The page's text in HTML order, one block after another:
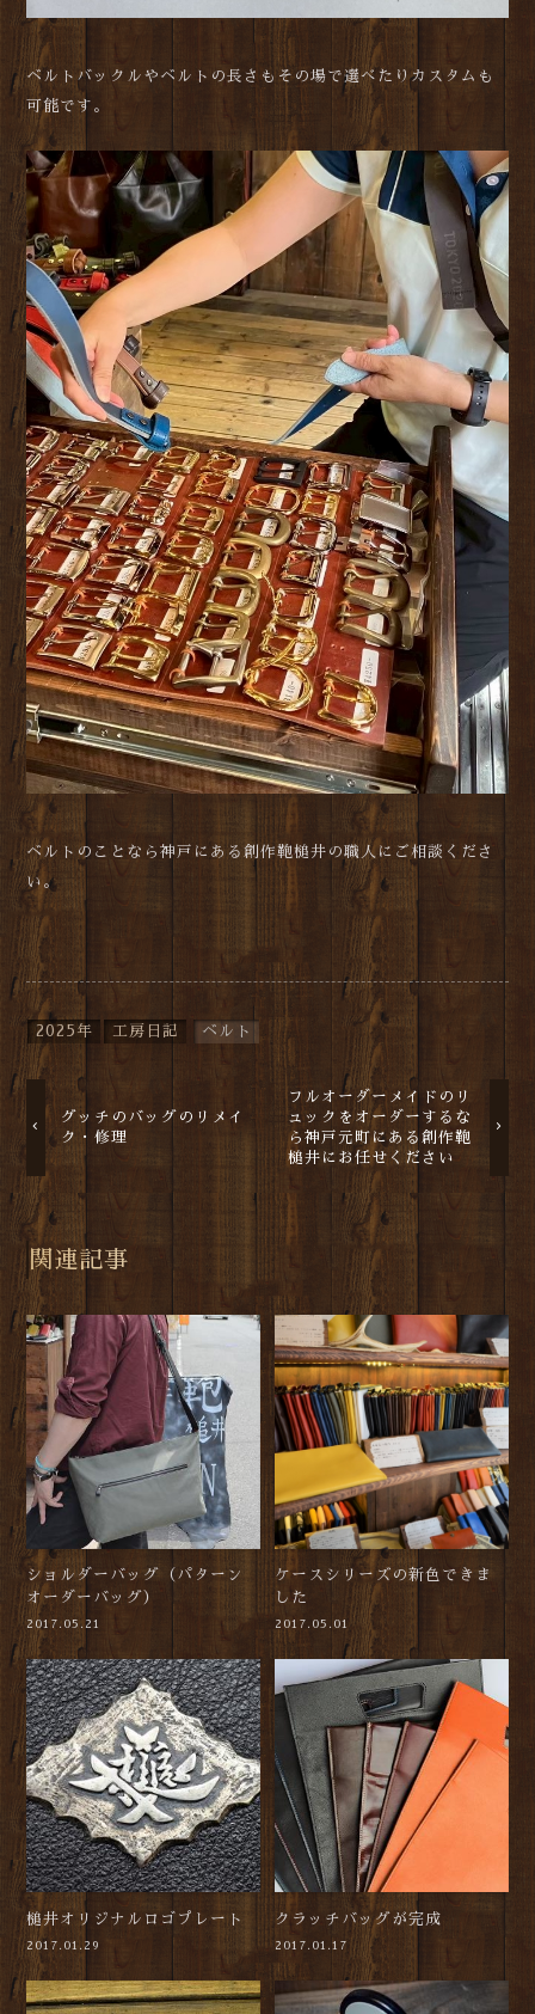
ベルトバックルやベルトの長さもその場で選べたりカスタムも
可能です。
ベルトのことなら神戸にある創作鞄槌井の職人にご相談くださ
い。
2025年 工房日記 ベルト
グッチのバッグのリメイ
ク・修理
フルオーダーメイドのリ
ュックをオーダーするな
ら神戸元町にある創作鞄
槌井にお任せください
関連記事
ショルダーバッグ（パターン
オーダーバッグ）
2017.05.21
ケースシリーズの新色できま
した
2017.05.01
槌井オリジナルロゴプレート
2017.01.29
クラッチバッグが完成
2017.01.17